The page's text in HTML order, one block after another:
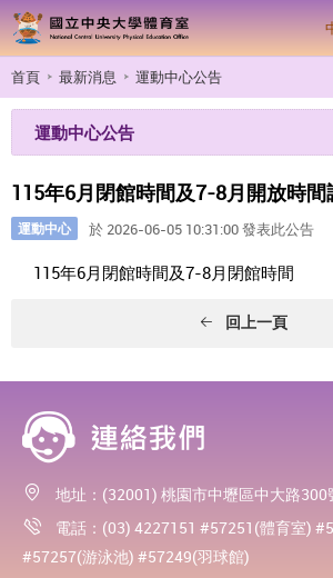
首頁 最新消息 運動中心公告
運動中心公告
115年6月閉館時間及7-8月開放時間
運動中心 於 2026-06-05 10:31:00 發表此公告
115年6月閉館時間及7-8月閉館時間
回上一頁
地址：(32001) 桃園市中壢區中大路300
電話：(03) 4227151 #57251(體育室)
#57257(游泳池) #57249(羽球館)